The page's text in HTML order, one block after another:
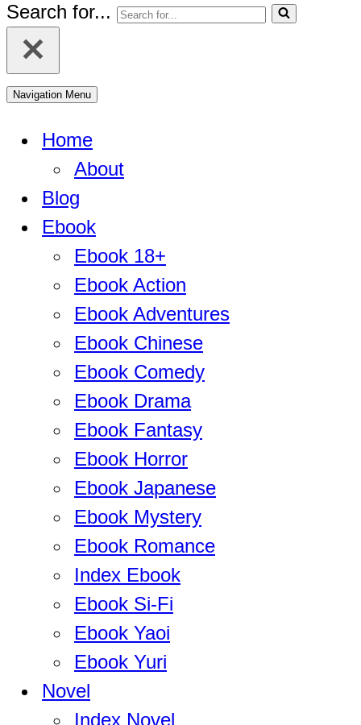
Search for...
Navigation Menu
Home
About
Blog
Ebook
Ebook 18+
Ebook Action
Ebook Adventures
Ebook Chinese
Ebook Comedy
Ebook Drama
Ebook Fantasy
Ebook Horror
Ebook Japanese
Ebook Mystery
Ebook Romance
Index Ebook
Ebook Si-Fi
Ebook Yaoi
Ebook Yuri
Novel
Index Novel